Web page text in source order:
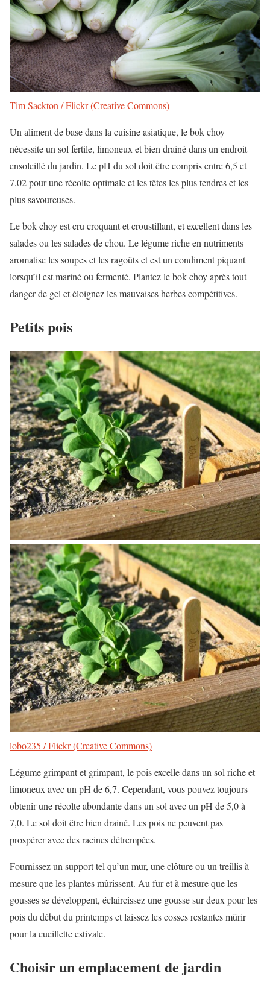
Tim Sackton / Flickr (Creative Commons)
Un aliment de base dans la cuisine asiatique, le bok choy
nécessite un sol fertile, limoneux et bien drainé dans un endroit
ensoleillé du jardin. Le pH du sol doit être compris entre 6,5 et
7,02 pour une récolte optimale et les têtes les plus tendres et les
plus savoureuses.
Le bok choy est cru croquant et croustillant, et excellent dans les
salades ou les salades de chou. Le légume riche en nutriments
aromatise les soupes et les ragoûts et est un condiment piquant
lorsqu’il est mariné ou fermenté. Plantez le bok choy après tout
danger de gel et éloignez les mauvaises herbes compétitives.
Petits pois
lobo235 / Flickr (Creative Commons)
Légume grimpant et grimpant, le pois excelle dans un sol riche et
limoneux avec un pH de 6,7. Cependant, vous pouvez toujours
obtenir une récolte abondante dans un sol avec un pH de 5,0 à
7,0. Le sol doit être bien drainé. Les pois ne peuvent pas
prospérer avec des racines détrempées.
Fournissez un support tel qu’un mur, une clôture ou un treillis à
mesure que les plantes mûrissent. Au fur et à mesure que les
gousses se développent, éclaircissez une gousse sur deux pour les
pois du début du printemps et laissez les cosses restantes mûrir
pour la cueillette estivale.
Choisir un emplacement de jardin